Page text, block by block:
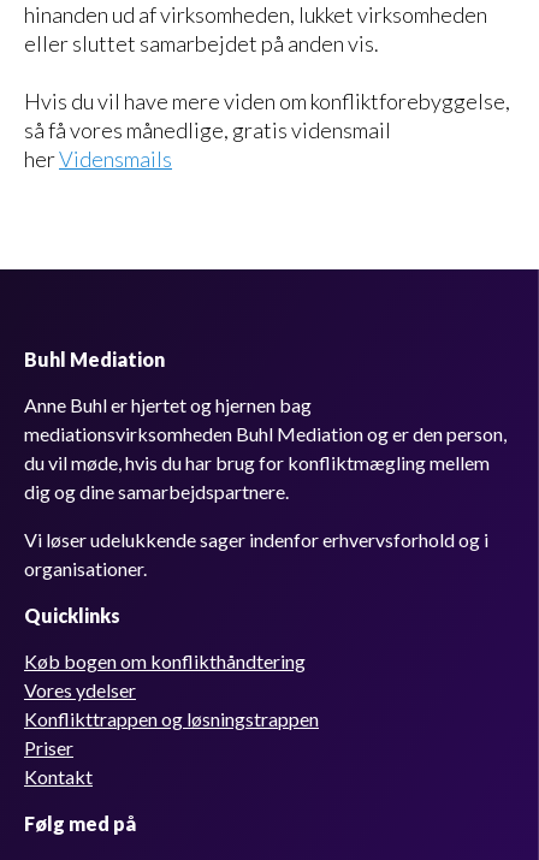
hinanden ud af virksomheden, lukket virksomheden
eller sluttet samarbejdet på anden vis.
Hvis du vil have mere viden om konfliktforebyggelse,
så få vores månedlige, gratis vidensmail
herVidensmails
Buhl Mediation
Anne Buhl er hjertet og hjernen bag
mediationsvirksomheden Buhl Mediation og er den person,
du vil møde, hvis du har brug for konfliktmægling mellem
dig og dine samarbejdspartnere.
Vi løser udelukkende sager indenfor erhvervsforhold og i
organisationer.
Quicklinks
Køb bogen om konflikthåndtering
Vores ydelser
Konflikttrappen og løsningstrappen
Priser
Kontakt
Følg med på